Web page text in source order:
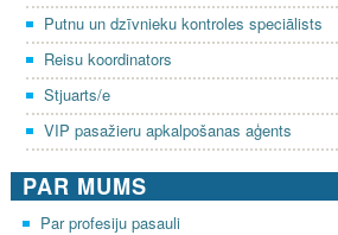
Putnu un dzīvnieku kontroles speciālists
Reisu koordinators
Stjuarts/e
VIP pasažieru apkalpošanas aģents
PAR MUMS
Par profesiju pasauli